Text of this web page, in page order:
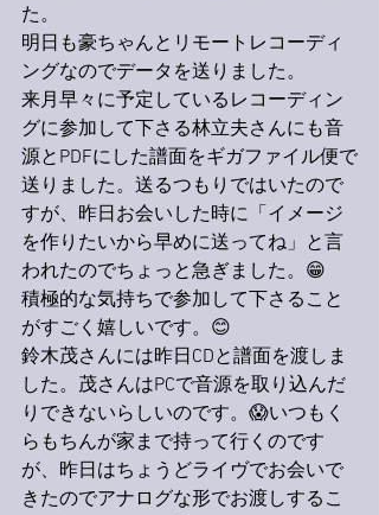
た。
明日も豪ちゃんとリモートレコーディ
ングなのでデータを送りました。
来月早々に予定しているレコーディン
グに参加して下さる林立夫さんにも音
源とPDFにした譜面をギガファイル便で
送りました。送るつもりではいたので
すが、昨日お会いした時に「イメージ
を作りたいから早めに送ってね」と言
われたのでちょっと急ぎました。😁
積極的な気持ちで参加して下さること
がすごく嬉しいです。😊
鈴木茂さんには昨日CDと譜面を渡しま
した。茂さんはPCで音源を取り込んだ
りできないらしいのです。😱いつもく
らもちんが家まで持って行くのです
が、昨日はちょうどライヴでお会いで
きたのでアナログな形でお渡しするこ